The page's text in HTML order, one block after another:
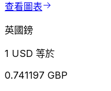
查看圖表
英國鎊
1 USD 等於
0.741197 GBP